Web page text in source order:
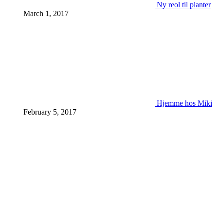
Ny reol til planter
March 1, 2017
Hjemme hos Miki
February 5, 2017